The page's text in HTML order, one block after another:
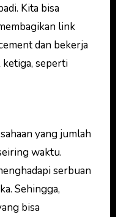
Kita bisa
link
dan bekerja
ketiga, seperti
yang jumlah
waktu.
serbuan
Sehingga,
bisa